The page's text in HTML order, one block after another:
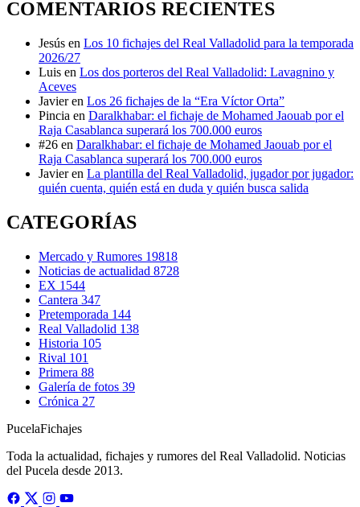
COMENTARIOS RECIENTES
Jesús en Los 10 fichajes del Real Valladolid para la temporada
2026/27
Luis en Los dos porteros del Real Valladolid: Lavagnino y
Aceves
Javier en Los 26 fichajes de la “Era Víctor Orta”
Pincia en Daralkhabar: el fichaje de Mohamed Jaouab por el
Raja Casablanca superará los 700.000 euros
#26 en Daralkhabar: el fichaje de Mohamed Jaouab por el
Raja Casablanca superará los 700.000 euros
Javier en La plantilla del Real Valladolid, jugador por jugador:
quién cuenta, quién está en duda y quién busca salida
CATEGORÍAS
Mercado y Rumores 19818
Noticias de actualidad 8728
EX 1544
Cantera 347
Pretemporada 144
Real Valladolid 138
Historia 105
Rival 101
Primera 88
Galería de fotos 39
Crónica 27
PucelaFichajes
Toda la actualidad, fichajes y rumores del Real Valladolid. Noticias
del Pucela desde 2013.